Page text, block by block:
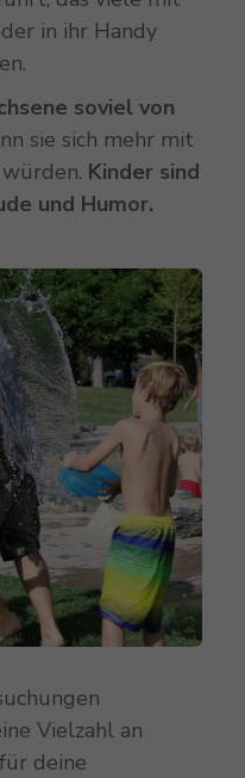
in ihr Handy
soviel von
sie sich mehr mit
Kinder sind
und Humor.
Vielzahl an
deine